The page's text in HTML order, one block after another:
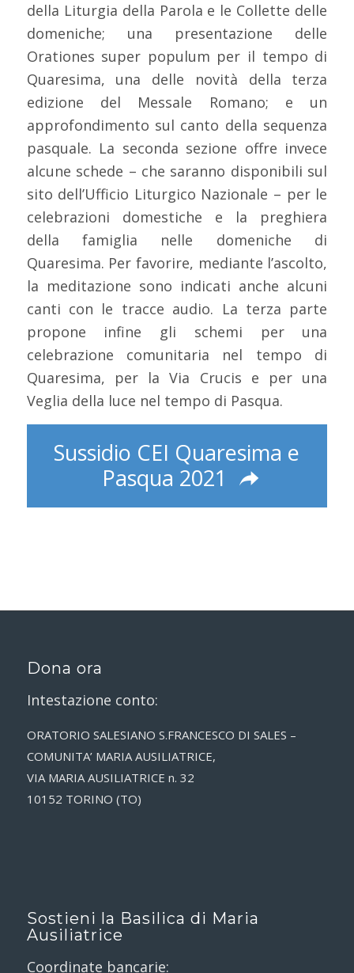
della Liturgia della Parola e le Collette delle
domeniche; una presentazione delle
Orationes super populum per il tempo di
Quaresima, una delle novità della terza
edizione del Messale Romano; e un
approfondimento sul canto della sequenza
pasquale. La seconda sezione offre invece
alcune schede – che saranno disponibili sul
sito dell’Ufficio Liturgico Nazionale – per le
celebrazioni domestiche e la preghiera
della famiglia nelle domeniche di
Quaresima. Per favorire, mediante l’ascolto,
la meditazione sono indicati anche alcuni
canti con le tracce audio. La terza parte
propone infine gli schemi per una
celebrazione comunitaria nel tempo di
Quaresima, per la Via Crucis e per una
Veglia della luce nel tempo di Pasqua.
Sussidio CEI Quaresima e
Pasqua 2021
Dona ora
Intestazione conto:
ORATORIO SALESIANO S.FRANCESCO DI SALES –
COMUNITA’ MARIA AUSILIATRICE,
VIA MARIA AUSILIATRICE n. 32
10152 TORINO (TO)
Sostieni la Basilica di Maria
Ausiliatrice
Coordinate bancarie: